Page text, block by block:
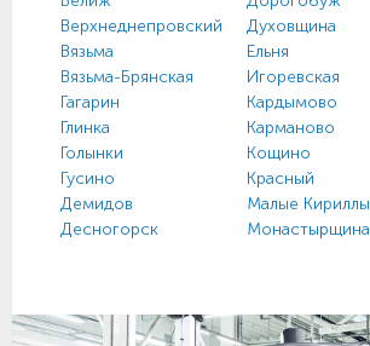
Верхнеднепровский
Вязьма
Вязьма-Брянская
Гагарин
Глинка
Голынки
Гусино
Демидов
Десногорск
Духовщина
Ельня
Игоревская
Кардымово
Карманово
Кощино
Красный
Малые Кириллы
Монастырщина